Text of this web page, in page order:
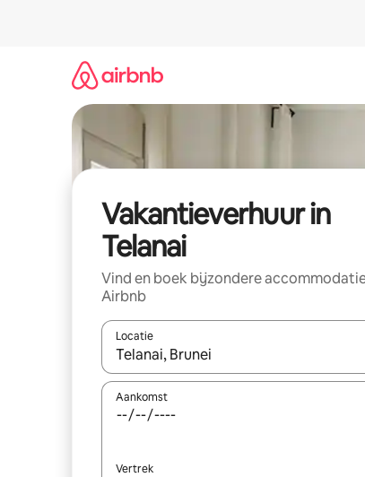
Vakantieverhuur in
Telanai
Vind en boek bijzondere
Airbnb
Locatie
Wanneer er suggesties beschikbaar zijn,
Aankomst
Vertrek